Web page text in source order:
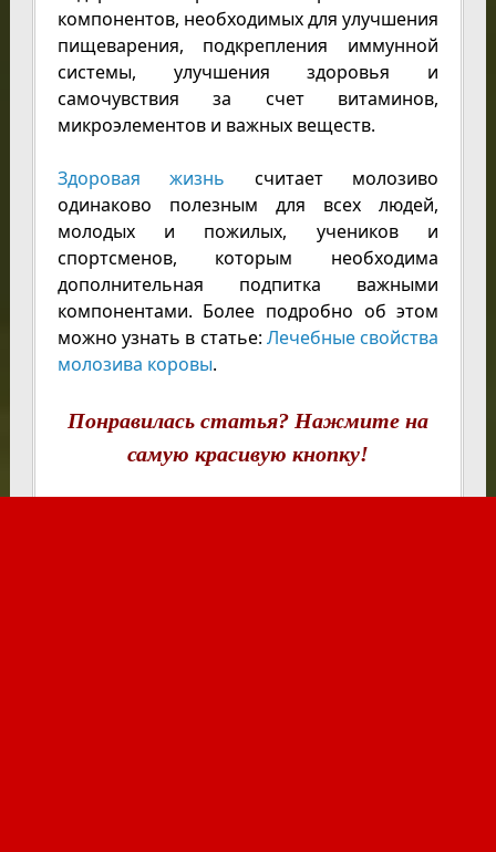
компонентов, необходимых для улучшения
пищеварения, подкрепления иммунной
системы, улучшения здоровья и
самочувствия за счет витаминов,
микроэлементов и важных веществ.
Здоровая жизнь считает молозиво
одинаково полезным для всех людей,
молодых и пожилых, учеников и
спортсменов, которым необходима
дополнительная подпитка важными
компонентами. Более подробно об этом
можно узнать в статье: Лечебные свойства
молозива коровы.
Понравилась статья? Нажмите на
самую красивую кнопку!